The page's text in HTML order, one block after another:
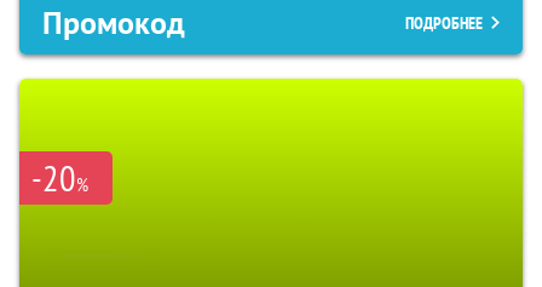
Промокод ПОДРОБНЕЕ
-20%